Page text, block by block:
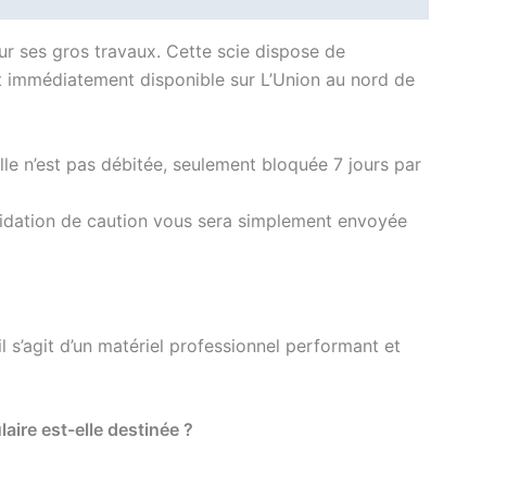
ses gros travaux. Cette scie dispose de
disponible sur L’Union au nord de
n’est pas débitée, seulement bloquée 7 jours par
de caution vous sera simplement envoyée
d’un matériel professionnel performant et
est-elle destinée ?